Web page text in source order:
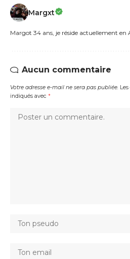
Margxt
Margot 34 ans, je réside actuellement en
Aucun commentaire
Votre adresse e-mail ne sera pas publiée.
indiqués avec *